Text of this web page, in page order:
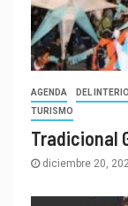
AGENDA DEL
TURISMO
Tradicional
diciembre 20,